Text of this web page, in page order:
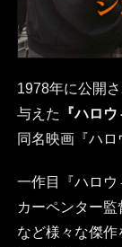
1978年に公開
与えた
『ハロウ
同名映画『ハロ
一作目『ハロウ
カーペンター監
など様々な傑